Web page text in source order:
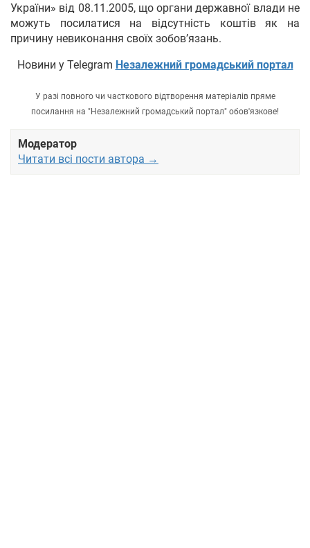
України» від 08.11.2005, що органи державної влади не
можуть посилатися на відсутність коштів як на
причину невиконання своїх зобов’язань.
Новини у Telegram Незалежний громадський портал
У разі повного чи часткового відтворення матеріалів пряме
посилання на "Незалежний громадський портал" обов'язкове!
Модератор
Читати всі пости автора →